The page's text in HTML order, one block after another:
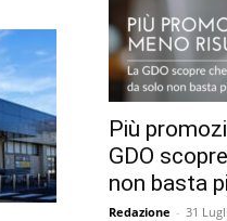
Più
GDO
non basta
Redazione - 31